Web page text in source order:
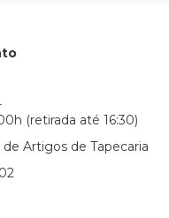
(retirada até 16:30)
Artigos de Tapecaria